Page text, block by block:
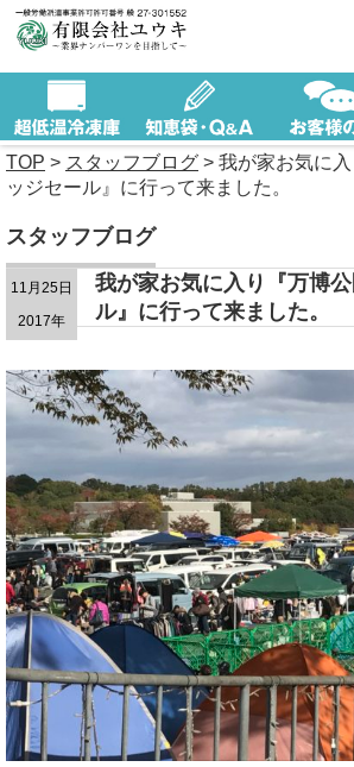
TOP > スタッフブログ > 我が家お気に
ッジセール』に行って来ました。
スタッフブログ
11月25日
2017年
我が家お気に入り『万博
ル』に行って来ました。